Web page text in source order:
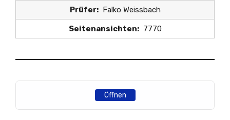
Prüfer:Falko Weissbach
Seitenansichten:7770
Öffnen